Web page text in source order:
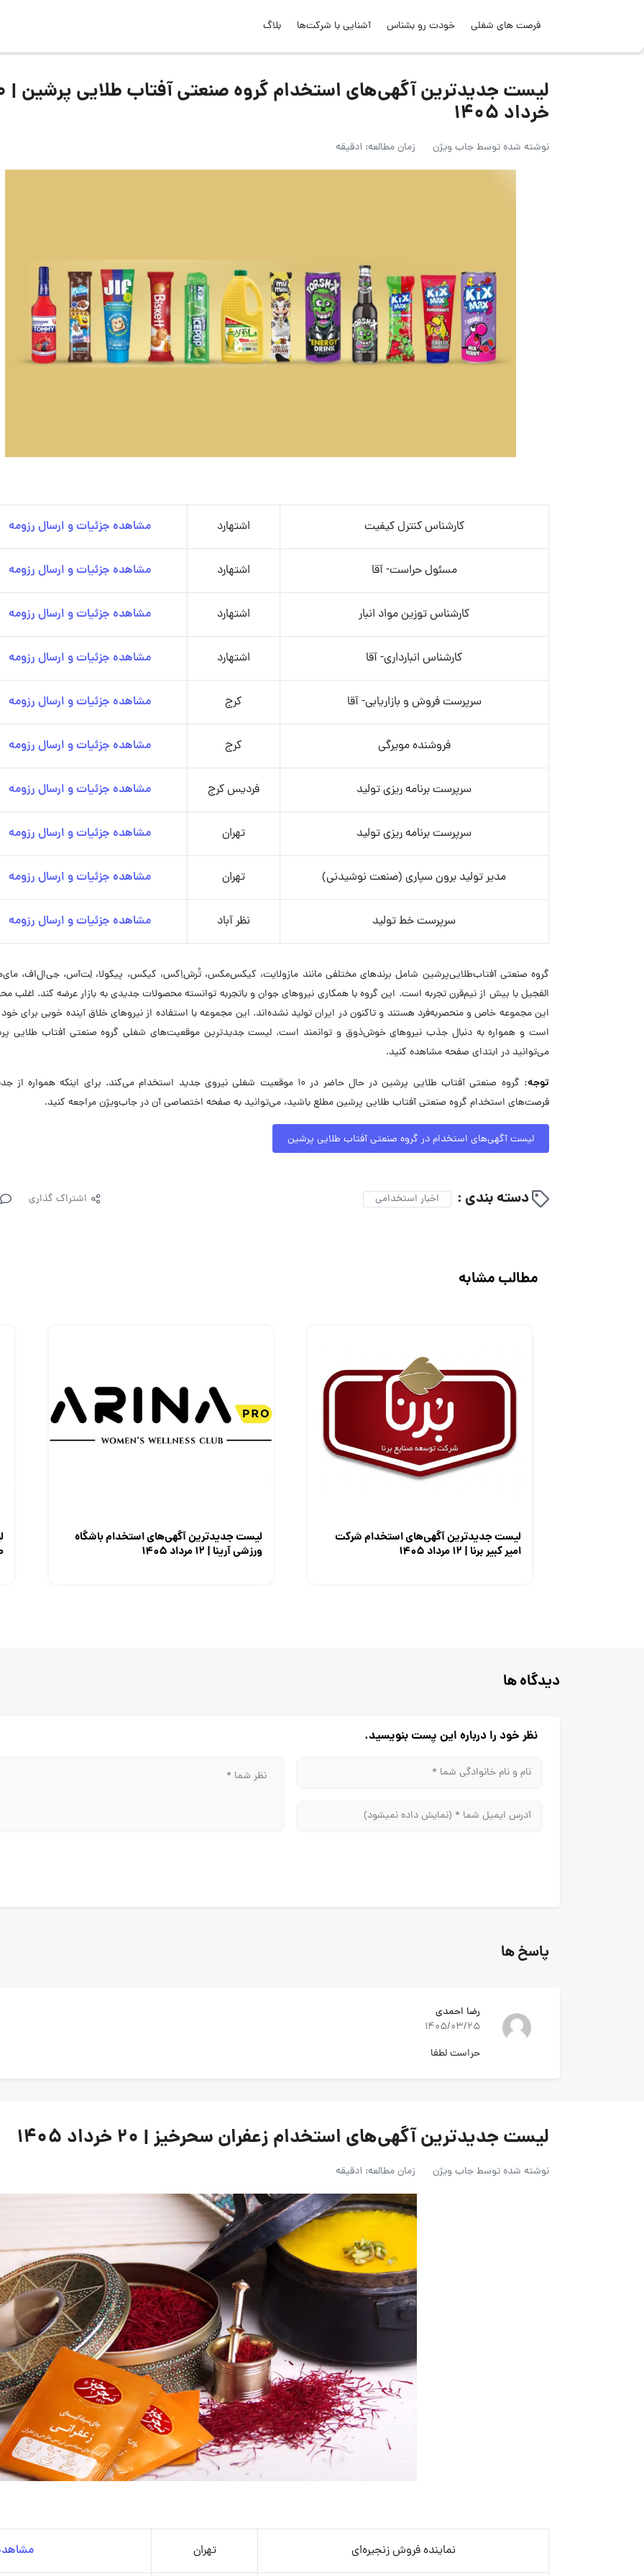
فرصت های شغلی خودت رو بشناس آشنایی با شرکت‌ها بلاگ
لیست
خرداد ۱۴۰۵
نوشته شده توسطجاب ویژن زمان مطالعه: 1دقیقه
کارشناس کنترل کیفیت اشتهارد مشاهده جزئیات و ارسال رزومه
مسئول حراست- آقا اشتهارد مشاهده جزئیات و ارسال رزومه
کارشناس توزین مواد انبار اشتهارد مشاهده جزئیات و ارسال رزومه
کارشناس انبارداری- آقا اشتهارد مشاهده جزئیات و ارسال رزومه
سرپرست فروش و بازاریابی- آقا کرج مشاهده جزئیات و ارسال رزومه
فروشنده مویرگی کرج مشاهده جزئیات و ارسال رزومه
سرپرست برنامه ریزی تولید فردیس کرج مشاهده جزئیات و ارسال رزومه
سرپرست برنامه ریزی تولید تهران مشاهده جزئیات و ارسال رزومه
مدیر تولید برون سپاری (صنعت نوشیدنی) تهران مشاهده جزئیات و ارسال رزومه
سرپرست خط تولید نظر آباد مشاهده جزئیات و ارسال رزومه
گروه صنعتی آفتاب‌طلایی‌پرشین شامل برندهای مختلفی مانند مازولایت، کیکس‌مکس، تُرش‌اِکس، کیکس، پیکولا، لِت‌آس، جی‌ال‌اف،
الفجیل با بیش از نیم‌قرن تجربه است. این گروه با همکاری نیروهای جوان و باتجربه توانسته محصولات جدیدی به بازار عرضه کند. اغلب
این مجموعه خاص و منحصر‌به‌فرد هستند و تاکنون در ایران تولید نشده‌اند. این مجموعه با استفاده از نیروهای خلاق آینده خوبی برای
است و همواره به دنبال جذب نیروهای خوش‌ذوق و توانمند است. لیست جدیدترین موقعیت‌های شغلی گروه صنعتی آفتاب طلایی
می‌توانید در ابتدای صفحه مشاهده کنید.
توجه:
گروه صنعتی آفتاب طلایی پرشین در حال حاضر در ۱۰ موقعیت شغلی نیروی جدید استخدام می‌کند. برای اینکه همواره
فرصت‌های استخدام گروه صنعتی آفتاب طلایی پرشین مطلع باشید، می‌توانید به صفحه اختصاصی آن در جاب‌ویژن مراجعه کنید.
لیست آگهی‌های استخدام در گروه صنعتی آفتاب طلایی پرشین
دسته بندی : اخبار استخدامی اشتراک گذاری
مطالب مشابه
لیست جدیدترین آگهی‌های استخدام شرکت
امیر کبیر برنا | ۱۲ مرداد ۱۴۰۵
لیست جدیدترین آگهی‌های استخدام باشگاه
ورزشی آرینا | ۱۲ مرداد ۱۴۰۵
دیدگاه ها
نظر خود را درباره این پست بنویسید.
پاسخ ها
رضا احمدی
1405/03/25
حراست لطفا
لیست جدیدترین آگهی‌های استخدام زعفران سحرخیز | ۲۰ خرداد ۱۴۰۵
نوشته شده توسطجاب ویژن زمان مطالعه: 1دقیقه
نماینده فروش زنجیره‌ای تهران